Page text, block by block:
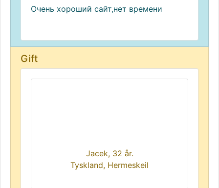
Очень хороший сайт,нет времени
Gift
Jacek, 32 år.
Tyskland, Hermeskeil